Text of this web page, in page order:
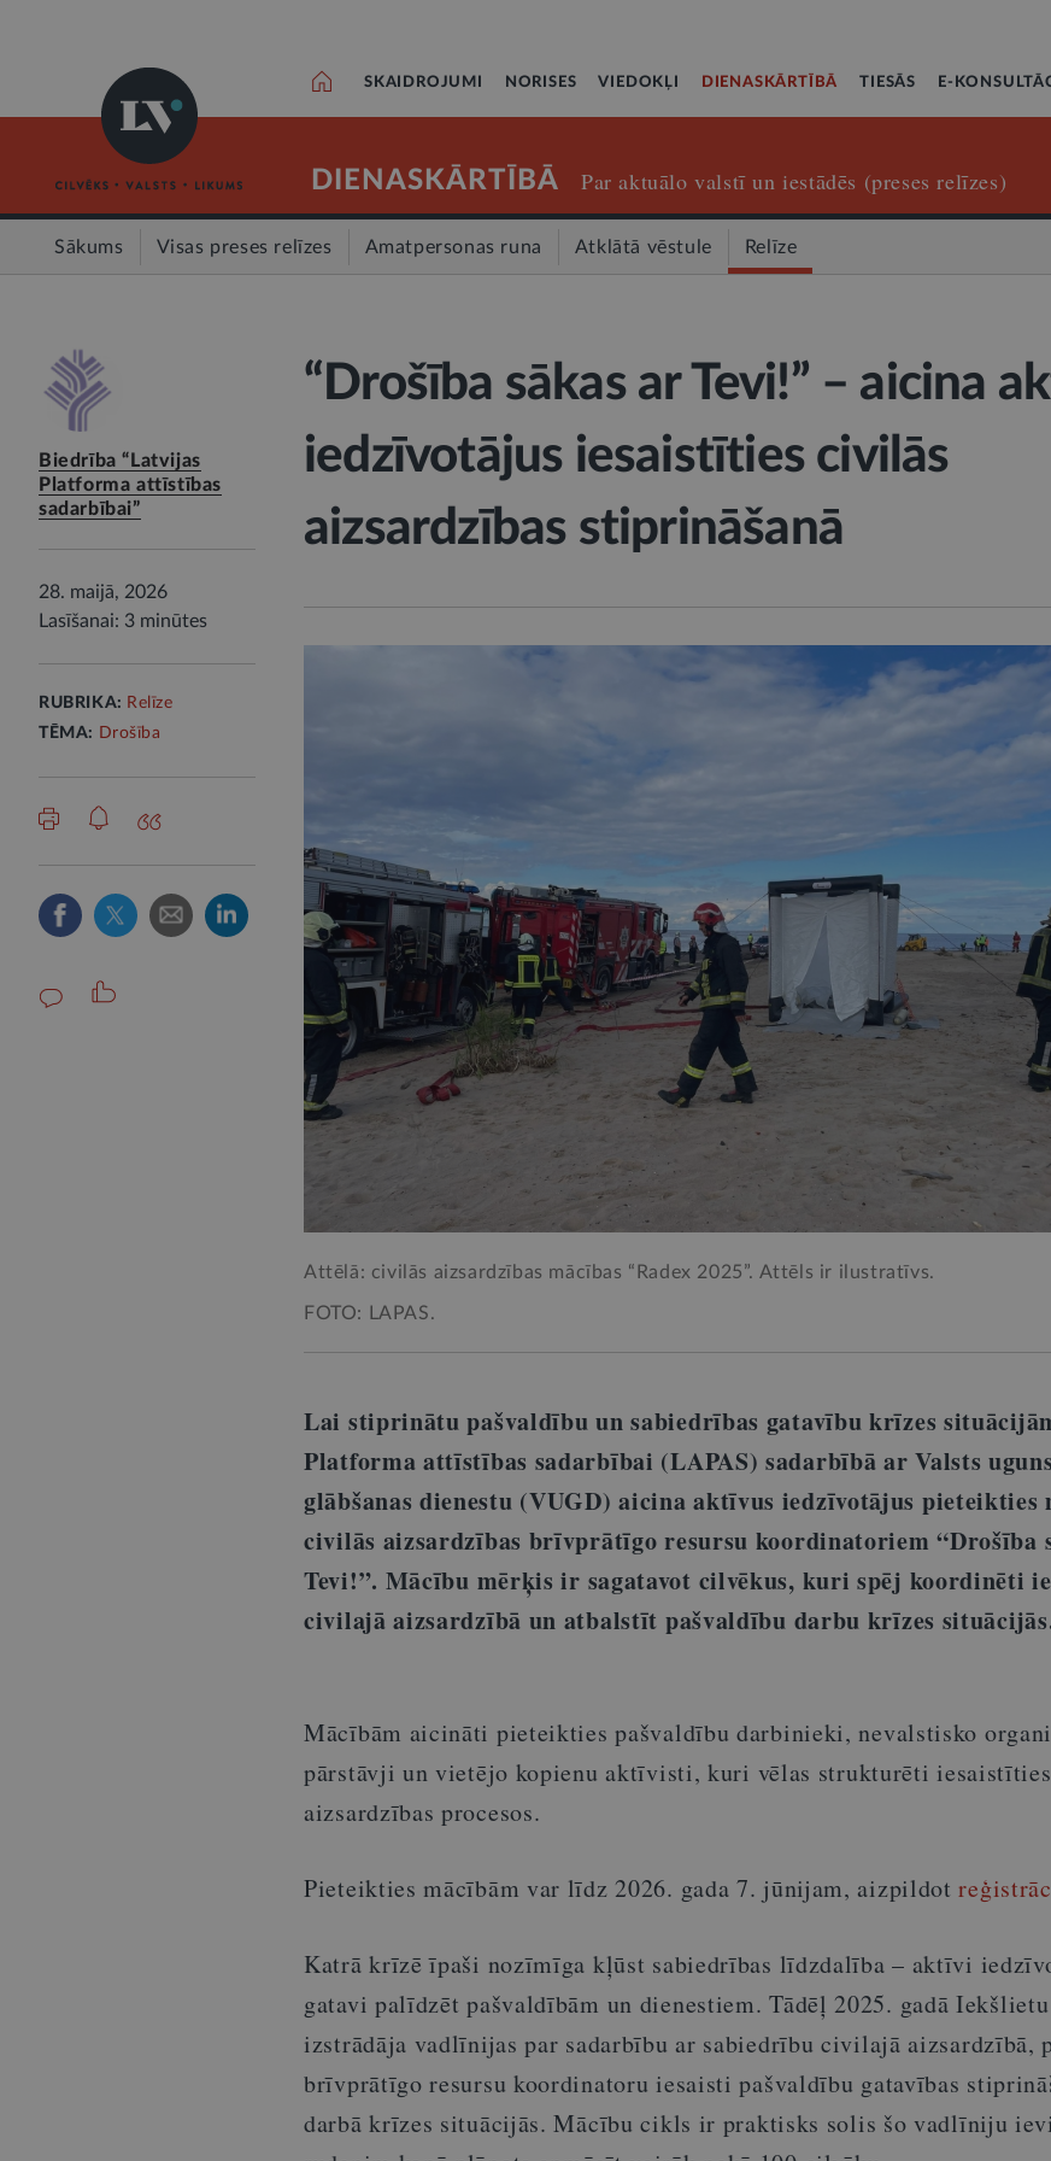
SKAIDROJUMI NORISES VIEDOKĻI DIENASKĀRTĪBĀ TIESĀS E-
DIENASKĀRTĪBĀ Par aktuālo valstī un iestādēs (preses relīzes)
Sākums Visas preses relīzes Amatpersonas runa Atklātā vēstule Relīze
Biedrība “Latvijas
Platforma attīstības
sadarbībai”
28. maijā, 2026
Lasīšanai: 3 minūtes
RUBRIKA: Relīze
TĒMA: Drošība
“Drošība sākas ar Tevi!” – aicina
iedzīvotājus iesaistīties civilās
aizsardzības stiprināšanā
Attēlā: civilās aizsardzības mācības “Radex 2025”. Attēls ir ilustratīvs.
FOTO: LAPAS.
Lai stiprinātu pašvaldību un sabiedrības gatavību krīzes
Platforma attīstības sadarbībai (LAPAS) sadarbībā ar Valsts
glābšanas dienestu (VUGD) aicina aktīvus iedzīvotājus pieteikties
civilās aizsardzības brīvprātīgo resursu koordinatoriem“Drošība
Tevi!”. Mācību mērķis ir sagatavot cilvēkus, kuri spēj koordinēti
civilajā aizsardzībā un atbalstīt pašvaldību darbu krīzes
Mācībām aicināti pieteikties pašvaldību darbinieki, nevalstisko
pārstāvji un vietējo kopienu aktīvisti, kuri vēlas strukturēti
aizsardzības procesos.
Pieteikties mācībām var līdz 2026. gada 7. jūnijam, aizpildot
Katrā krīzē īpaši nozīmīga kļūst sabiedrības līdzdalība – aktīvi
gatavi palīdzēt pašvaldībām un dienestiem. Tādēļ 2025. gadā
izstrādāja vadlīnijas par sadarbību ar sabiedrību civilajā aizsardzībā,
brīvprātīgo resursu koordinatoru iesaisti pašvaldību gatavības
darbā krīzes situācijās. Mācību cikls ir praktisks solis šo vadlīniju